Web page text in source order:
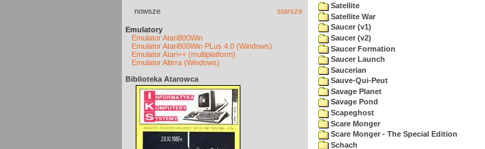
nowsze starsze
Emulatory
Emulator Atari800Win
Emulator Atari800Win PLus 4.0 (Windows)
Emulator Atari++ (multiplatform)
Emulator Altirra (Windows)
Biblioteka Atarowca
Satellite
Satellite War
Saucer (v1)
Saucer (v2)
Saucer Formation
Saucer Launch
Saucerian
Sauve-Qui-Peut
Savage Planet
Savage Pond
Scapeghost
Scare Monger
Scare Monger - The Special Edition
Schach